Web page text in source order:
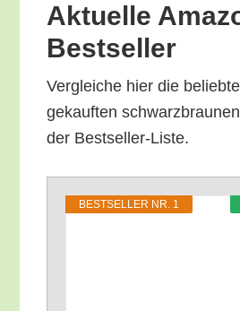
Aktu­el­le
Bestseller
Ver­glei­che hier die
ge­kauf­ten
der Bestseller-Liste.
BEST­SEL­LER NR. 1